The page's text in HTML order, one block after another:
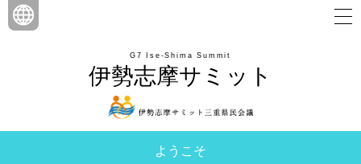
伊勢志摩サミット
G7 Ise-Shima Summit
ようこそ